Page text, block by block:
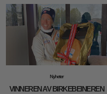
Nyheter
VINNEREN AV BIRKEBEINEREN